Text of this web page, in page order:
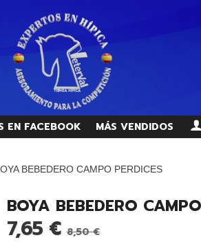
EN FACEBOOK MÁS VENDIDOS
BEBEDERO CAMPO PERDICES
BOYA BEBEDERO
7,65 €8,50 €